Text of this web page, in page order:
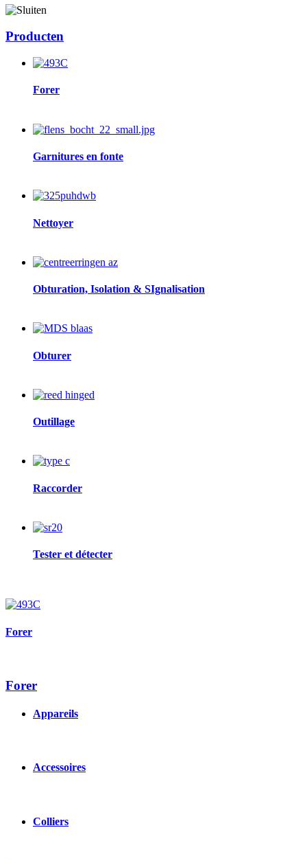
Producten
Image
Forer
Image
Garnitures en fonte
Image
Nettoyer
Image
Obturation, Isolation & SIgnalisation
Image
Obturer
Image
Outillage
Image
Raccorder
Image
Tester et détecter
Image
Forer
Forer
Appareils
Accessoires
Colliers